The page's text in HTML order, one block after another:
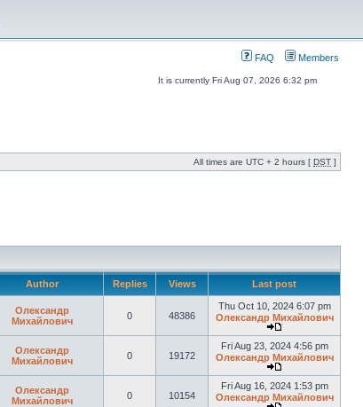
FAQ Members
It is currently Fri Aug 07, 2026 6:32 pm
All times are UTC + 2 hours [ DST ]
Author Replies Views Last post
Олександр
Михайлович
0 48386
Thu Oct 10, 2024 6:07 pm
Олександр Михайлович
Олександр
Михайлович
0 19172
Fri Aug 23, 2024 4:56 pm
Олександр Михайлович
Олександр
Михайлович
0 10154
Fri Aug 16, 2024 1:53 pm
Олександр Михайлович